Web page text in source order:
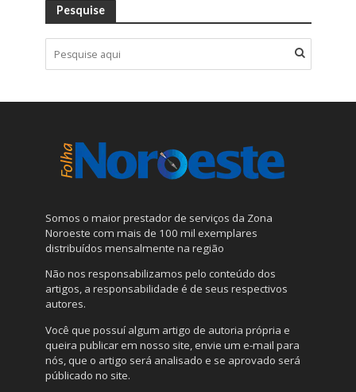
Pesquise
Somos o maior prestador de serviços da Zona
Noroeste com mais de 100 mil exemplares
distribuídos mensalmente na região
Não nos responsabilizamos pelo conteúdo dos
artigos, a responsabilidade é de seus respectivos
autores.
Você que possuí algum artigo de autoria própria e
queira publicar em nosso site, envie um e-mail para
nós, que o artigo será analisado e se aprovado será
públicado no site.